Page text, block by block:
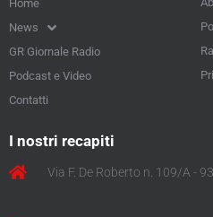
Home
News
GR Giornale Radio
Podcast e Video
Contatti
I nostri recapiti
Via F. De Roberto n. 109/A -